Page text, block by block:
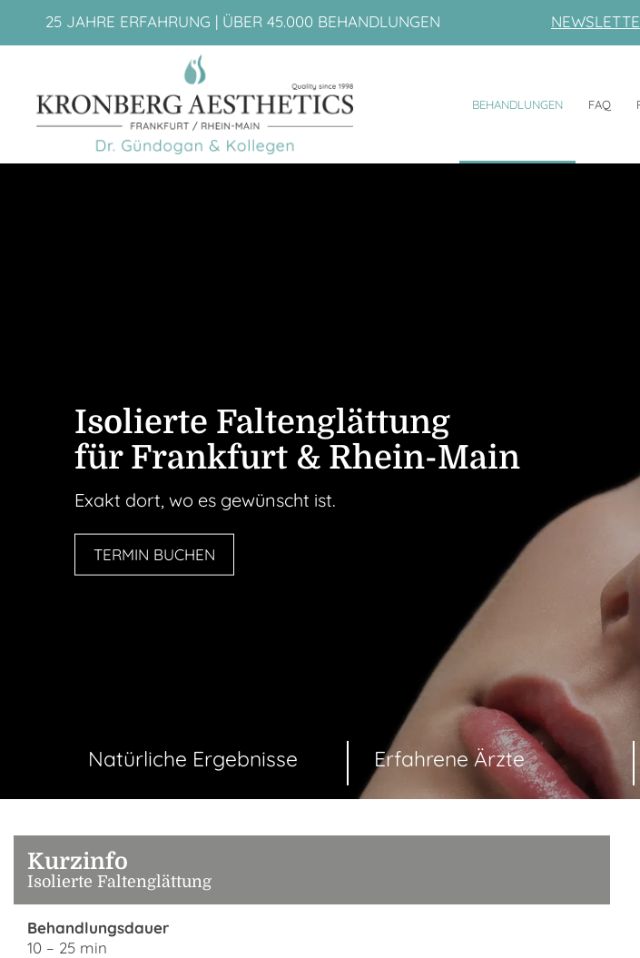
25 JAHRE ERFAHRUNG | ÜBER 45.000 BEHANDLUNGEN
BEHANDLUNGEN FAQ
Natürliche Ergebnisse Erfahrene Ärzte
Isolierte Falten­glättung
für Frankfurt & Rhein-Main
Exakt dort, wo es gewünscht ist.
TERMIN BUCHEN
Kurzinfo
Isolierte Faltenglättung
Behandlungsdauer
10 – 25 min